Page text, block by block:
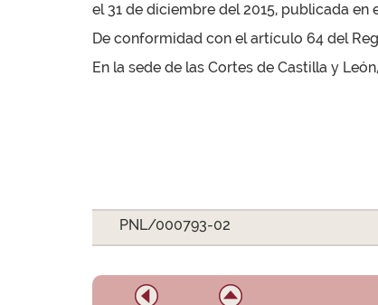
el 31 de diciembre del 2015, publicada en
De conformidad con el artículo 64 del
En la sede de las Cortes de Castilla y
PNL/000793-02